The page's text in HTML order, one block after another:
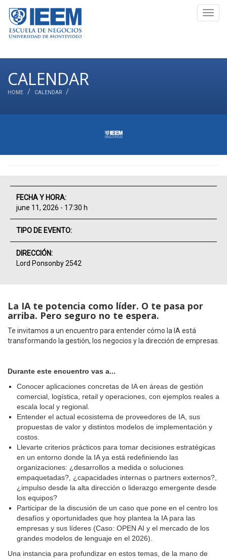
CALENDAR
HOME CALENDAR
FECHA Y HORA:
june 11, 2026 - 17:30 h
TIPO DE EVENTO:
DIRECCIÓN:
Lord Ponsonby 2542
La IA te potencia como líder. O te pasa por
arriba. Pero seguro no te espera.
Te invitamos a un encuentro para entender cómo la IA está
transformando la gestión, los negocios y la dirección de empresas.
Durante este encuentro vas a...
Conocer aplicaciones concretas de IA en áreas de gestión
comercial, logística, retail y operaciones, con ejemplos reales a
escala local y regional.
Entender el actual ecosistema de proveedores de IA, sus
propuestas de valor y distintos modelos de implementación y
costos.
Llevarte criterios prácticos para tomar decisiones estratégicas
en un entorno donde la IA ya está redefiniendo las
organizaciones: ¿desarrollos a medida o soluciones
empaquetadas?, ¿capacidades internas o partners externos?,
¿impulso desde la alta dirección o liderazgo emergente desde
los equipos?
Participar de la discusión de un caso que pone en el centro los
desafíos y oportunidades que hoy plantea la IA para las
empresas y sus líderes (Caso: OPEN AI y el mercado de los
grandes modelos de lenguaje en el 2026).
Una instancia para profundizar en estos temas, de la mano de